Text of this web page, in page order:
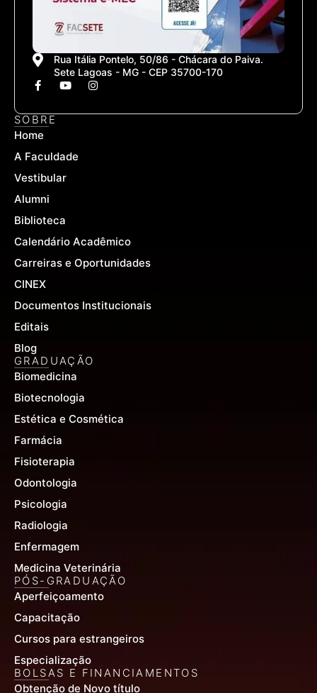
Rua Itália Pontelo, 50/86 - Chácara do Paiva.
Sete Lagoas - MG - CEP 35700-170
F
a
e
b
o
k
f
Y
t
I
n
t
SOBRE
Home
A Faculdade
Vestibular
Alumni
Biblioteca
Calendário Acadêmico
Carreiras e Oportunidades
CINEX
Documentos Institucionais
Editais
Blog
GRADUAÇÃO
Biomedicina
Biotecnologia
Estética e Cosmética
Farmácia
Fisioterapia
Odontologia
Psicologia
Radiologia
Enfermagem
Medicina Veterinária
PÓS-GRADUAÇÃO
Aperfeiçoamento
Capacitação
Cursos para estrangeiros
Especialização
BOLSAS E FINANCIAMENTOS
Obtenção de Novo título